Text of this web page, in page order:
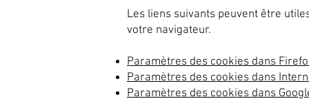
Les liens suivants peuvent être
votre navigateur.
Paramètres des cookies dans
Paramètres des cookies dans
Paramètres des cookies dans